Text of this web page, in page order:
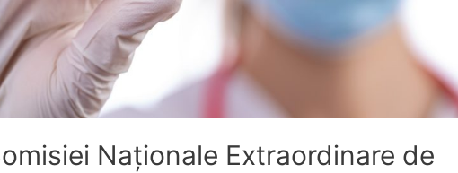
Naţionale Extraordinare de